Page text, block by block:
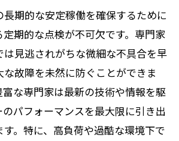
期的な安定稼働を確保するために
期的な点検が不可欠です。専門家
は見逃されがちな微細な不具合を早
故障を未然に防ぐことができま
な専門家は最新の技術や情報を駆
パフォーマンスを最大限に引き出
。特に、高負荷や過酷な環境下で